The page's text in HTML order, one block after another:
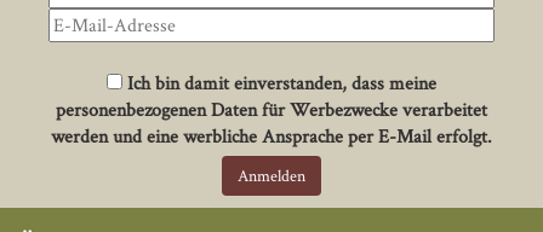
Ich bin damit einverstanden, dass meine
personenbezogenen Daten für Werbezwecke verarbeitet
werden und eine werbliche Ansprache per E-Mail erfolgt.